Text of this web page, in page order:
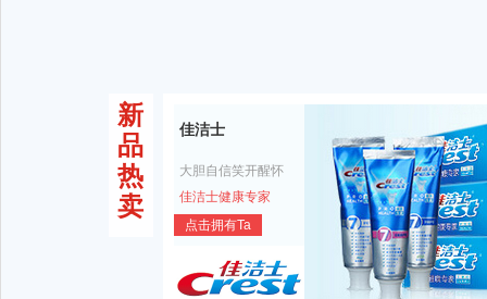
新
品
热
卖
佳洁士
大胆自信笑开醒怀
佳洁士健康专家
点击拥有Ta